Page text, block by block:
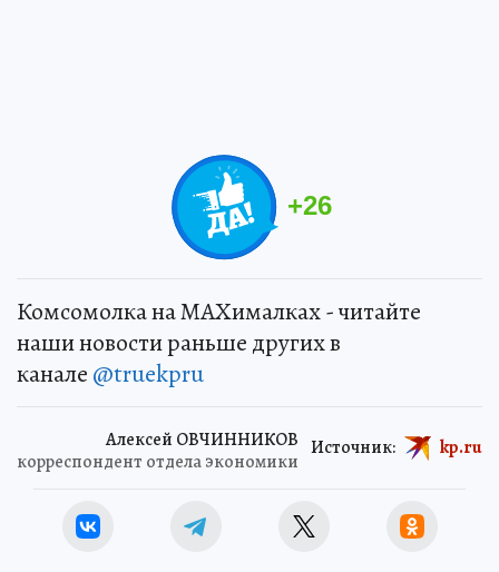
+26
Комсомолка на MAXималках - читайте
наши новости раньше других в
канале @truekpru
Алексей ОВЧИННИКОВ
корреспондент отдела экономики
Источник: kp.ru